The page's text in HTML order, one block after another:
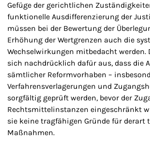
Gefüge der gerichtlichen
funktionelle Ausdifferenzierung der
müssen bei der Bewertung der
Erhöhung der Wertgrenzen auch die
Wechselwirkungen mitbedacht werden.
sich nachdrücklich dafür aus, dass die
sämtlicher Reformvorhaben –
Verfahrensverlagerungen und
sorgfältig geprüft werden, bevor der
Rechtsmittelinstanzen eingeschränkt
sie keine tragfähigen Gründe für derart
Maßnahmen.